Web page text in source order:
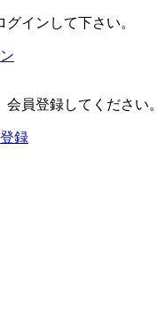
インして下さい。
員登録してください。
録